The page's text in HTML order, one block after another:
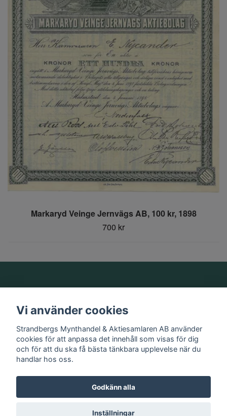
Markaryd Veinge Jernvägs AB, 100 kr, 1898
700 kr
Information
Sociala medier
© 2026 Strandbergs Mynthandel & Aktiesamlaren AB
Vi använder cookies
Strandbergs Mynthandel & Aktiesamlaren AB använder
cookies för att anpassa det innehåll som visas för dig
och för att du ska få bästa tänkbara upplevelse när du
handlar hos oss.
Godkänn alla
Inställningar